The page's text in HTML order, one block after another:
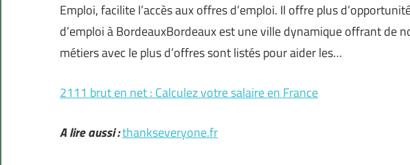
Emploi, facilite l’accès aux offres d’emploi. Il offre plus
d’emploi à BordeauxBordeaux est une ville dynamique offrant de
métiers avec le plus d’offres sont listés pour aider les…
2111 brut en net : Calculez votre salaire en France
A lire aussi :thankseveryone.fr